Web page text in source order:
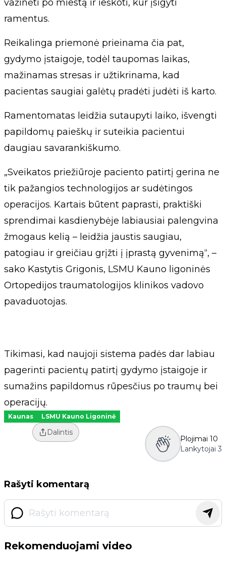
važinėti po miestą ir ieškoti, kur įsigyti
ramentus.
Reikalinga priemonė prieinama čia pat,
gydymo įstaigoje, todėl taupomas laikas,
mažinamas stresas ir užtikrinama, kad
pacientas saugiai galėtų pradėti judėti iš karto.
Ramentomatas leidžia sutaupyti laiko, išvengti
papildomų paieškų ir suteikia pacientui
daugiau savarankiškumo.
„Sveikatos priežiūroje paciento patirtį gerina ne
tik pažangios technologijos ar sudėtingos
operacijos. Kartais būtent paprasti, praktiški
sprendimai kasdienybėje labiausiai palengvina
žmogaus kelią – leidžia jaustis saugiau,
patogiau ir greičiau grįžti į įprastą gyvenimą“, –
sako Kastytis Grigonis, LSMU Kauno ligoninės
Ortopedijos traumatologijos klinikos vadovo
pavaduotojas.
Tikimasi, kad naujoji sistema padės dar labiau
pagerinti pacientų patirtį gydymo įstaigoje ir
sumažins papildomus rūpesčius po traumų bei
operacijų.
Kaunas LSMU Kauno Ligoninė
Dalintis
Plojimai 10
Lankytojai 3
Rašyti komentarą
Rekomenduojami video